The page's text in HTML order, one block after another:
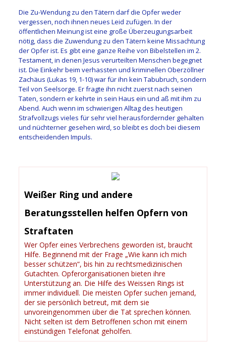
Die Zu-Wendung zu den Tätern darf die Opfer weder
vergessen, noch ihnen neues Leid zufügen. In der
öffentlichen Meinung ist eine große Überzeugungsarbeit
nötig, dass die Zuwendung zu den Tätern keine Missachtung
der Opfer ist. Es gibt eine ganze Reihe von Bibelstellen im 2.
Testament, in denen Jesus verurteilten Menschen begegnet
ist. Die Einkehr beim verhassten und kriminellen Oberzöllner
Zachäus (Lukas 19, 1-10) war für ihn kein Tabubruch, sondern
Teil von Seelsorge. Er fragte ihn nicht zuerst nach seinen
Taten, sondern er kehrte in sein Haus ein und aß mit ihm zu
Abend. Auch wenn im schwierigen Alltag des heutigen
Strafvollzugs vieles für sehr viel herausfordernder gehalten
und nüchterner gesehen wird, so bleibt es doch bei diesem
entscheidenden Impuls.
Weißer Ring und andere
Beratungsstellen helfen Opfern von
Straftaten
Wer Opfer eines Verbrechens geworden ist, braucht
Hilfe. Beginnend mit der Frage „Wie kann ich mich
besser schützen“, bis hin zu rechtsmedizinischen
Gutachten. Opferorganisationen bieten ihre
Unterstützung an. Die Hilfe des Weissen Rings ist
immer individuell. Die meisten Opfer suchen jemand,
der sie persönlich betreut, mit dem sie
unvoreingenommen über die Tat sprechen können.
Nicht selten ist dem Betroffenen schon mit einem
einstündigen Telefonat geholfen.